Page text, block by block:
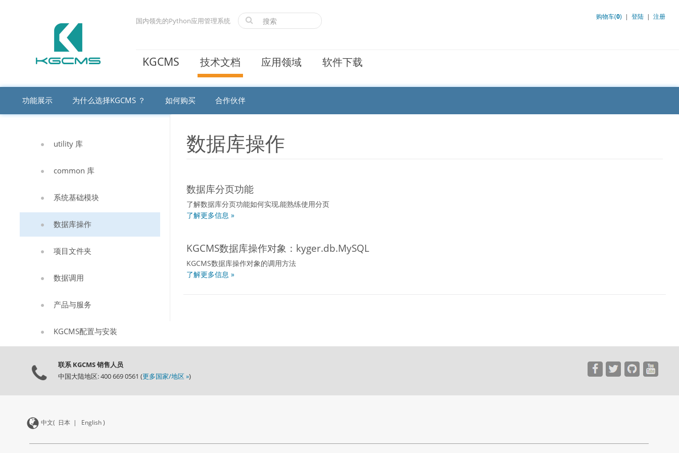
国内领先的Python应用管理系统
KGCMS 技术文档 应用领域 软件下载
购物车(0) | 登陆 | 注册
功能展示 为什么选择KGCMS ？ 如何购买 合作伙伴
utility 库
common 库
系统基础模块
数据库操作
项目文件夹
数据调用
产品与服务
KGCMS配置与安装
数据库操作
数据库分页功能
了解数据库分页功能如何实现,能熟练使用分页
了解更多信息 »
KGCMS数据库操作对象：kyger.db.MySQL
KGCMS数据库操作对象的调用方法
了解更多信息 »
联系 KGCMS 销售人员
中国大陆地区: 400 669 0561 (更多国家/地区 »)
中文( 日本| English)